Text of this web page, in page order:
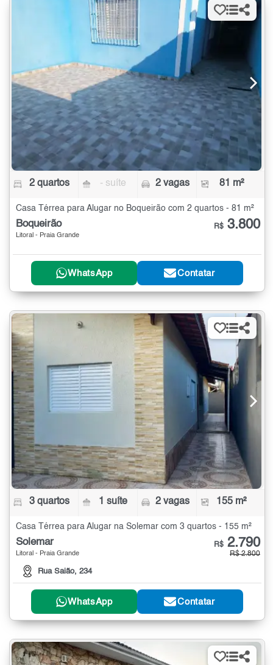
2 quartos - suíte 2 vagas 81 m²
Casa Térrea para Alugar no Boqueirão com 2 quartos - 81 m²
Boqueirão
Litoral - Praia Grande
R$ 3.800
WhatsApp Contatar
3 quartos 1 suíte 2 vagas 155 m²
Casa Térrea para Alugar na Solemar com 3 quartos - 155 m²
Solemar
Litoral - Praia Grande
Rua Saião, 234
R$ 2.790
R$ 2.800
WhatsApp Contatar